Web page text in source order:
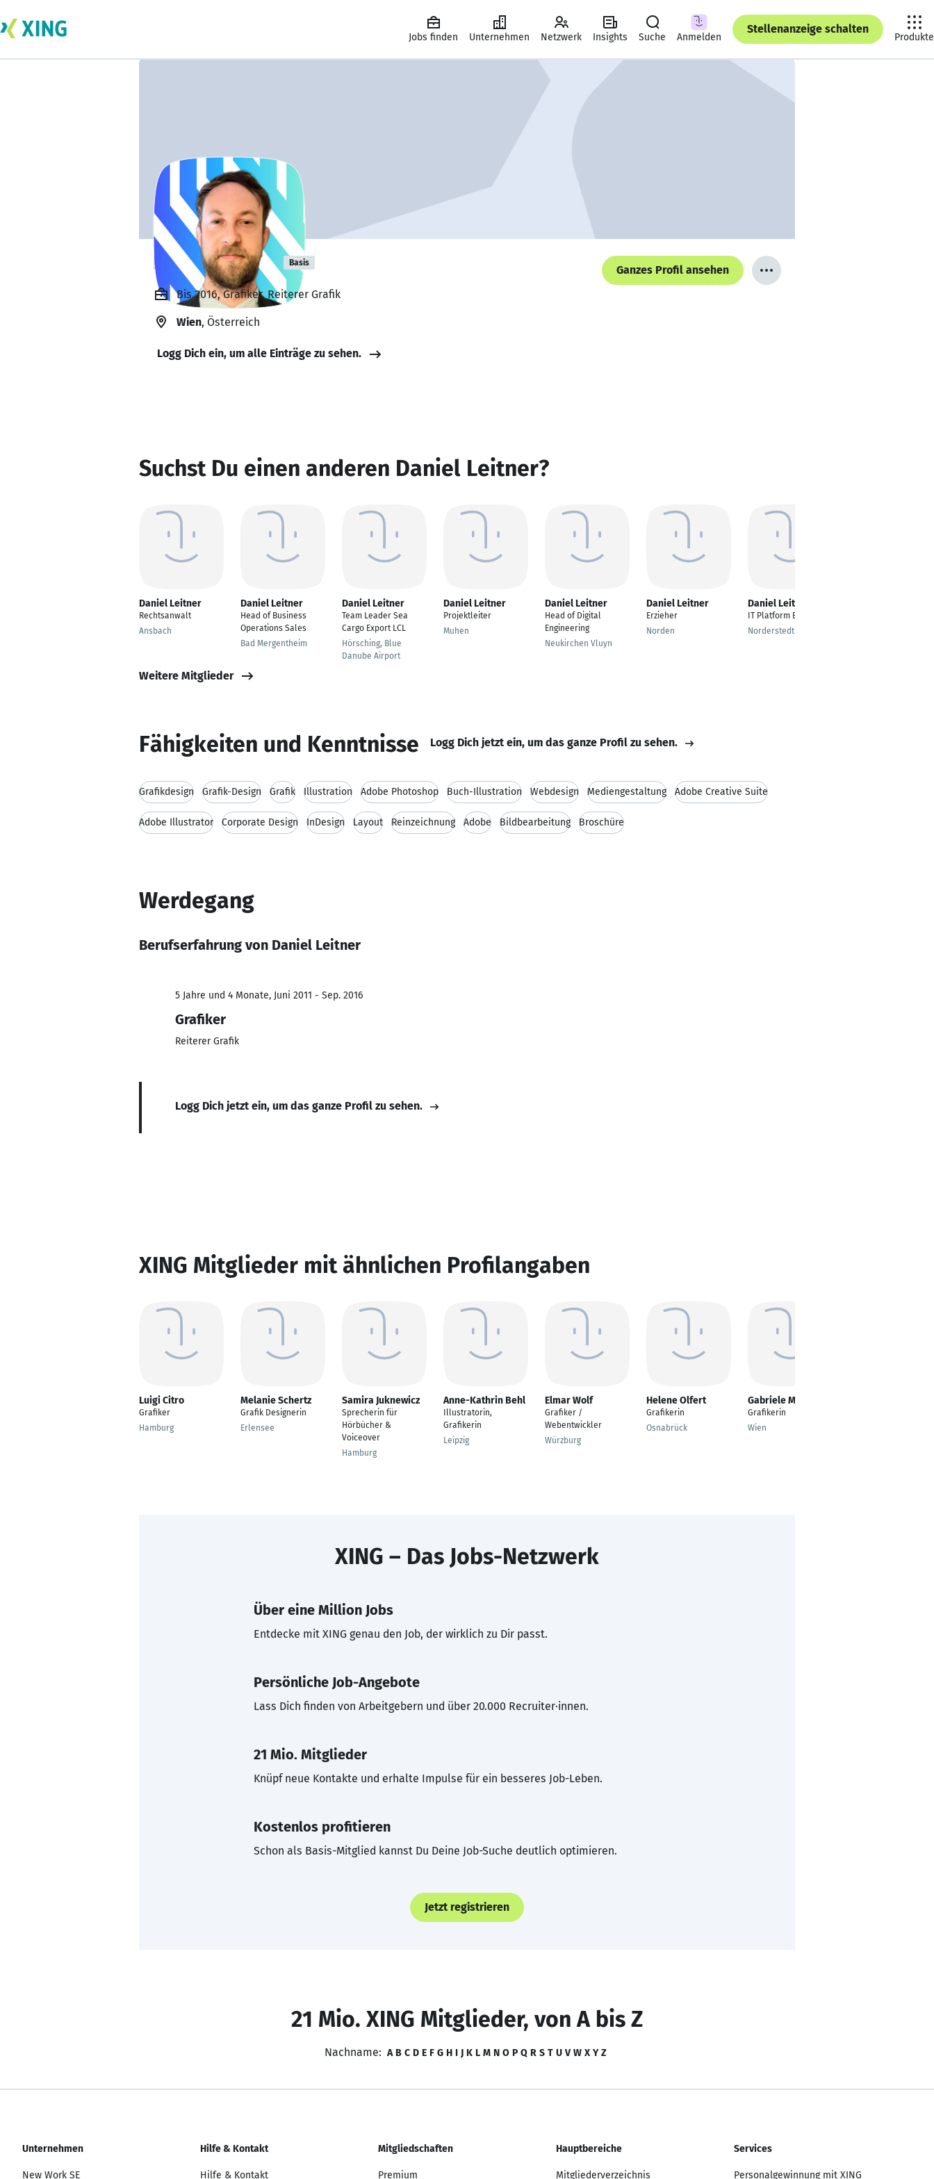
Jobs finden Unternehmen Netzwerk Insights Suche Anmelden
Stellenanzeige schalten
Produkte
Daniel Leitner Basis
Ganzes Profil ansehen
Bis 2016, Grafiker, Reiterer Grafik
Wien, Österreich
Logg Dich ein, um alle Einträge zu sehen.
Suchst Du einen anderen Daniel Leitner?
Daniel Leitner
Rechtsanwalt
Ansbach
Daniel Leitner
Head of Business
Operations Sales
Bad Mergentheim
Daniel Leitner
Team Leader Sea
Cargo Export LCL
Hörsching, Blue
Danube Airport
Daniel Leitner
Projektleiter
Muhen
Daniel Leitner
Head of Digital
Engineering
Neukirchen Vluyn
Daniel Leitner
Erzieher
Norden
Daniel Leitner
IT Platform Engineer
Norderstedt
Weitere Mitglieder
Fähigkeiten und Kenntnisse Logg Dich jetzt ein, um das ganze Profil zu sehen.
Grafikdesign Grafik-Design Grafik Illustration Adobe Photoshop Buch-Illustration Webdesign Mediengestaltung Adobe Creative Suite
Adobe Illustrator Corporate Design InDesign Layout Reinzeichnung Adobe Bildbearbeitung Broschüre
Werdegang
Berufserfahrung von Daniel Leitner
5 Jahre und 4 Monate, Juni 2011 - Sep. 2016
Grafiker
Reiterer Grafik
Logg Dich jetzt ein, um das ganze Profil zu sehen.
XING Mitglieder mit ähnlichen Profilangaben
Luigi Citro
Grafiker
Hamburg
Melanie Schertz
Grafik Designerin
Erlensee
Samira Juknewicz
Sprecherin für
Hörbücher &
Voiceover
Hamburg
Anne-Kathrin Behl
Illustratorin,
Grafikerin
Leipzig
Elmar Wolf
Grafiker /
Webentwickler
Würzburg
Helene Olfert
Grafikerin
Osnabrück
Gabriele Milewski
Grafikerin
Wien
XING – Das Jobs-Netzwerk
Über eine Million Jobs
Entdecke mit XING genau den Job, der wirklich zu Dir passt.
Persönliche Job-Angebote
Lass Dich finden von Arbeitgebern und über 20.000 Recruiter·innen.
21 Mio. Mitglieder
Knüpf neue Kontakte und erhalte Impulse für ein besseres Job-Leben.
Kostenlos profitieren
Schon als Basis-Mitglied kannst Du Deine Job-Suche deutlich optimieren.
Jetzt registrieren
21 Mio. XING Mitglieder, von A bis Z
Nachname: A B C D E F G H I J K L M N O P Q R S T U V W X Y Z
Unternehmen
New Work SE
Hilfe & Kontakt
Hilfe & Kontakt
Mitgliedschaften
Premium
Hauptbereiche
Mitgliederverzeichnis
Services
Personalgewinnung mit XING